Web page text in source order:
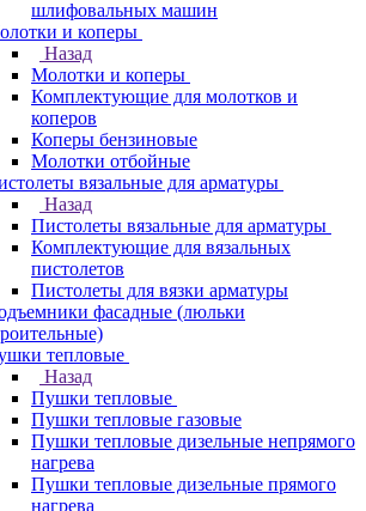
шлифовальных машин
и коперы
Назад
Молотки и коперы
Комплектующие для молотков и
коперов
Коперы бензиновые
Молотки отбойные
вязальные для арматуры
Назад
Пистолеты вязальные для арматуры
Комплектующие для вязальных
пистолетов
Пистолеты для вязки арматуры
фасадные (люльки
тепловые
Назад
Пушки тепловые
Пушки тепловые газовые
Пушки тепловые дизельные непрямого
нагрева
Пушки тепловые дизельные прямого
нагрева